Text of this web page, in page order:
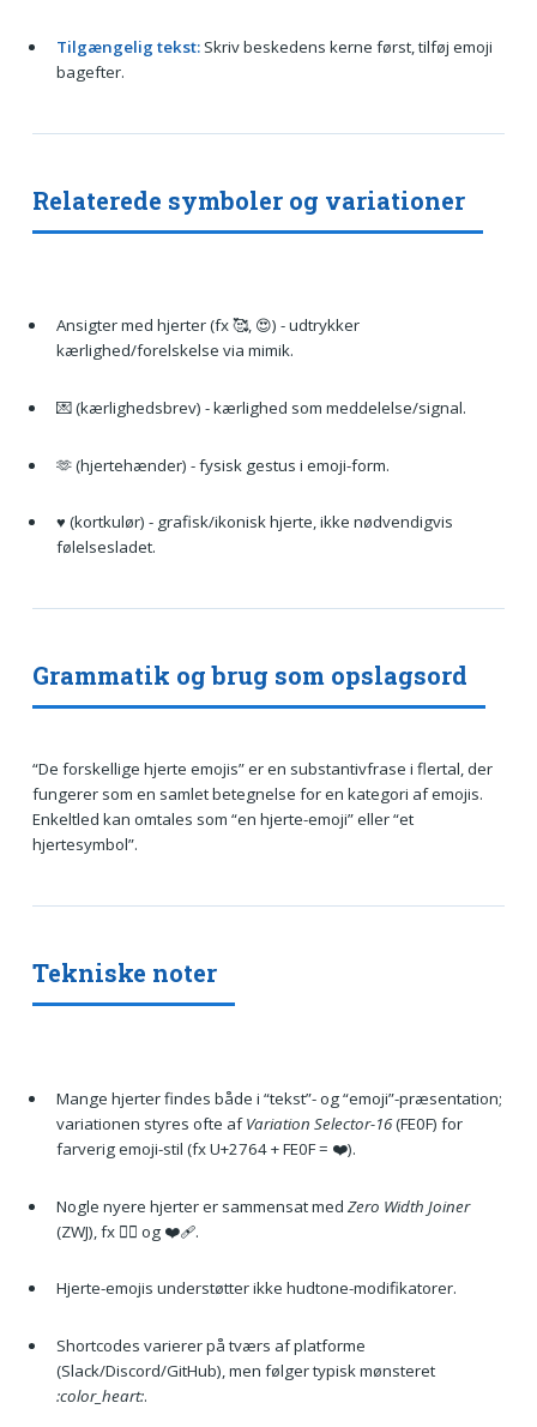
Tilgængelig tekst:Skriv beskedens kerne først, tilføj emoji
bagefter.
Relaterede symboler og variationer
Ansigter med hjerter (fx 🥰, 😍) - udtrykker
kærlighed/forelskelse via mimik.
💌 (kærlighedsbrev) - kærlighed som meddelelse/signal.
🫶 (hjertehænder) - fysisk gestus i emoji-form.
♥️ (kortkulør) - grafisk/ikonisk hjerte, ikke nødvendigvis
følelsesladet.
Grammatik og brug som opslagsord
“De forskellige hjerte emojis” er en substantivfrase i flertal, der
fungerer som en samlet betegnelse for en kategori af emojis.
Enkeltled kan omtales som “en hjerte-emoji” eller “et
hjertesymbol”.
Tekniske noter
Mange hjerter findes både i “tekst”- og “emoji”-præsentation;
variationen styres ofte afVariation Selector-16(FE0F) for
farverig emoji-stil (fx U+2764 + FE0F = ❤️).
Nogle nyere hjerter er sammensat med Zero Width Joiner
(ZWJ), fx ❤️‍🔥 og ❤️‍🩹.
Hjerte-emojis understøtter ikke hudtone-modifikatorer.
Shortcodes varierer på tværs af platforme
(Slack/Discord/GitHub), men følger typisk mønsteret
:color_heart:.